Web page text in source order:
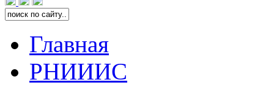
Главная
РНИИИС